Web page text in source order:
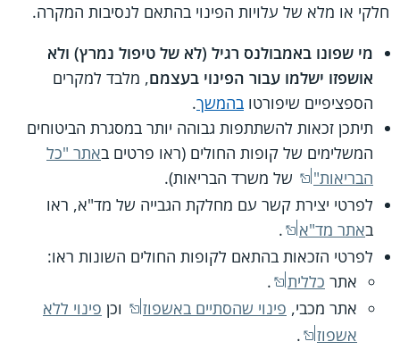
חלקי או מלא של עלויות הפינוי בהתאם לנסיבות המקרה.
מי שפונו באמבולנס רגיל (לא של טיפול נמרץ) ולא
אושפזו ישלמו עבור הפינוי בעצמם, מלבד למקרים
הספציפיים שיפורטו בהמשך.
תיתכן זכאות להשתתפות גבוהה יותר במסגרת הביטוחים
המשלימים של קופות החולים (ראו פרטים באתר "כל
הבריאות"
של משרד הבריאות).
לפרטי יצירת קשר עם מחלקת הגבייה של מד"א, ראו
באתר מד"א
.
לפרטי הזכאות בהתאם לקופות החולים השונות ראו:
אתר כללית
.
אתר מכבי, פינוי שהסתיים באשפוז וכן פינוי ללא
אשפוז
.